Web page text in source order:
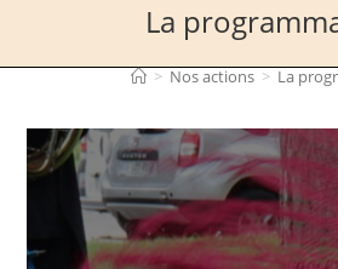
La
> Nos actions > La